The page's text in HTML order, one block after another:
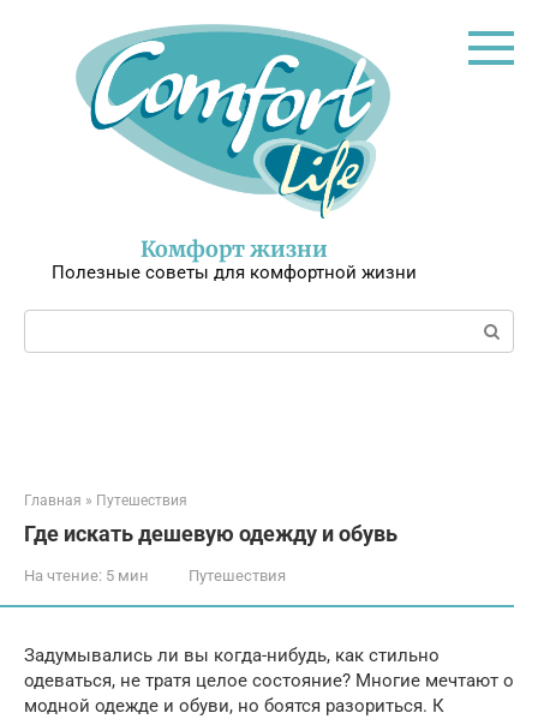
Комфорт жизни
Полезные советы для комфортной жизни
Поиск:
Главная » Путешествия
Где искать дешевую одежду и обувь
На чтение: 5 мин Путешествия
Задумывались ли вы когда-нибудь, как стильно
одеваться, не тратя целое состояние? Многие мечтают о
модной одежде и обуви, но боятся разориться. К